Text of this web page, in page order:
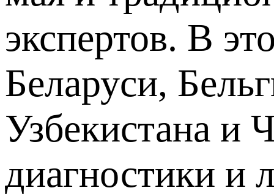
экспертов. В
Беларуси,
Узбекистана и
диагностики и